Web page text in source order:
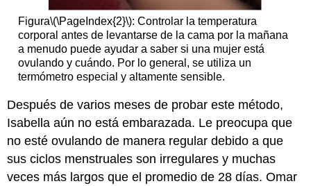
Figura\(\PageIndex{2}\): Controlar la temperatura
corporal antes de levantarse de la cama por la mañana
a menudo puede ayudar a saber si una mujer está
ovulando y cuándo. Por lo general, se utiliza un
termómetro especial y altamente sensible.
Después de varios meses de probar este método,
Isabella aún no está embarazada. Le preocupa que
no esté ovulando de manera regular debido a que
sus ciclos menstruales son irregulares y muchas
veces más largos que el promedio de 28 días. Omar